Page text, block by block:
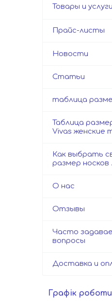
Товары и услуги
Прайс-листы
Новости
Статьи
таблица
Таблица
Vivas женские
Как выбрать
размер носков .
О нас
Отзывы
Часто
вопросы
Доставка и
Графік роботи